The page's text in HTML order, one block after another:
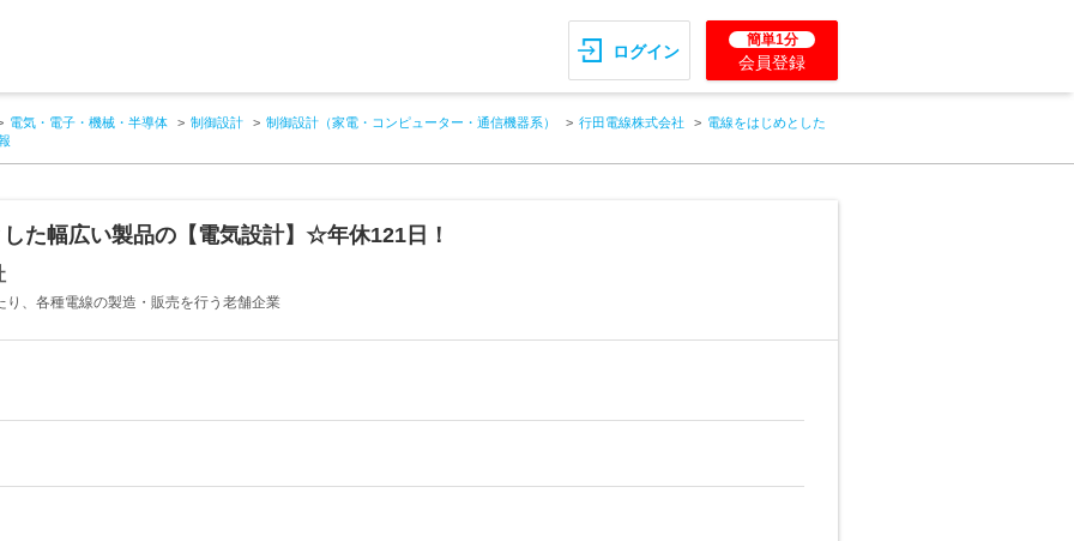
ログイン
簡単1分
会員登録
電気・電子・機械・半導体 制御設計 制御設計（家電・コンピューター・通信機器系） 行田電線株式会社
電線をはじめとした
た幅広い製品の【電気設計】☆年休121日！
、各種電線の製造・販売を行う老舗企業